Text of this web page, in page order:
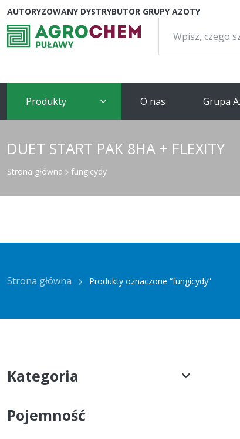
AUTORYZOWANY DYSTRYBUTOR GRUPY AZOTY
Produkty O nas Grupa
DUET START PAK 8HA + FLEXITY
Strona główna fungicydy
Strona główna Produkty oznaczone “fungicydy”
Kategoria
Pojemność